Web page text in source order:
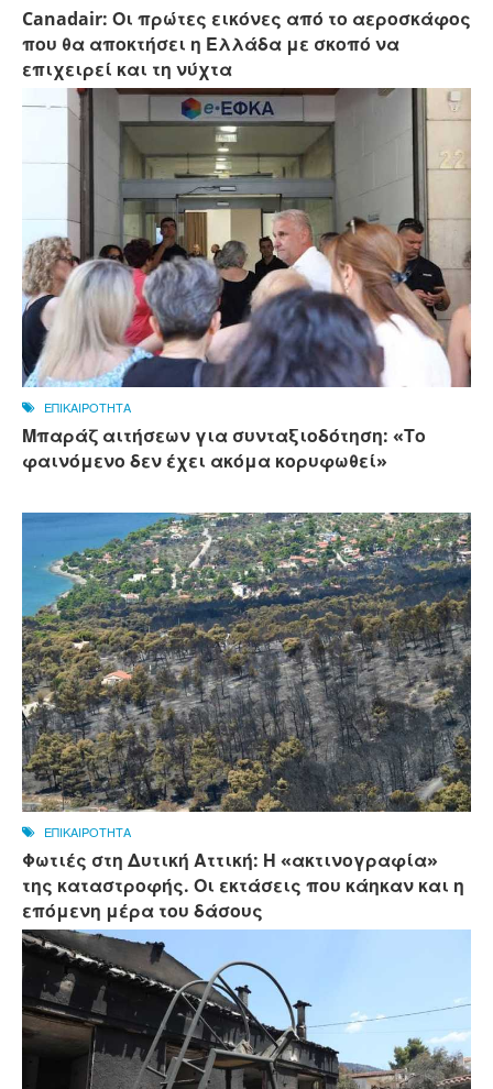
Canadair: Οι πρώτες εικόνες από το αεροσκάφος
που θα αποκτήσει η Ελλάδα με σκοπό να
επιχειρεί και τη νύχτα
ΕΠΙΚΑΙΡΟΤΗΤΑ
Μπαράζ αιτήσεων για συνταξιοδότηση: «Το
φαινόμενο δεν έχει ακόμα κορυφωθεί»
ΕΠΙΚΑΙΡΟΤΗΤΑ
Φωτιές στη Δυτική Αττική: Η «ακτινογραφία»
της καταστροφής. Οι εκτάσεις που κάηκαν και η
επόμενη μέρα του δάσους